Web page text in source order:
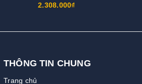
2.308.000₫
THÔNG TIN CHUNG
Trang chủ